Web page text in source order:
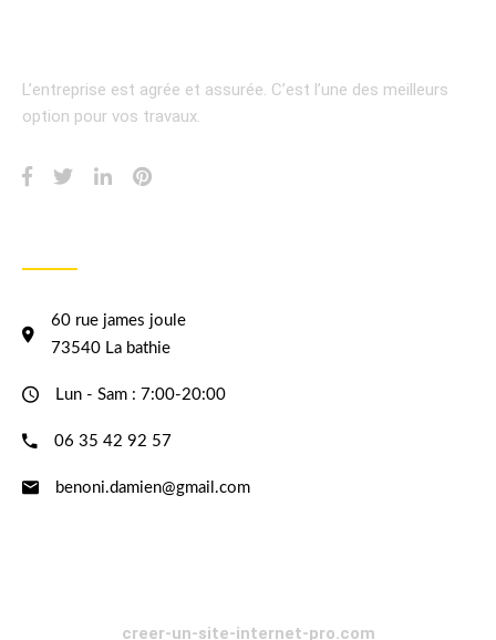
L’entreprise est agrée et assurée. C’est l’une des meilleurs
option pour vos travaux.
60 rue james joule
73540 La bathie
Lun - Sam : 7:00-20:00
06 35 42 92 57
benoni.damien@gmail.com
creer-un-site-internet-pro.com